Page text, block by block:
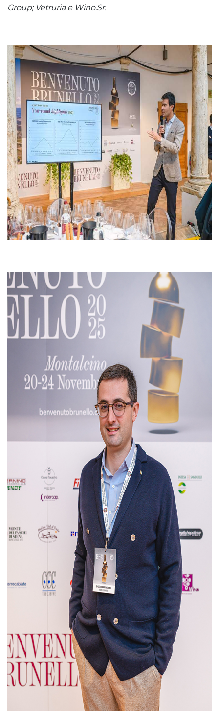
Group; Vetruria e Wino.Sr.